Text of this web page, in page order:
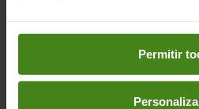
preferencias accediendo a
en los botones facilitados a
Permitir